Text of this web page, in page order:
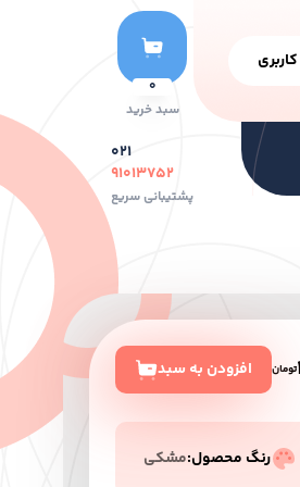
0
سبد خرید
۰۲۱
۹۱۰۱۳۷۵۲
پشتیبانی سریع
تومان افزودن به سبد
رنگ محصول:مشکی